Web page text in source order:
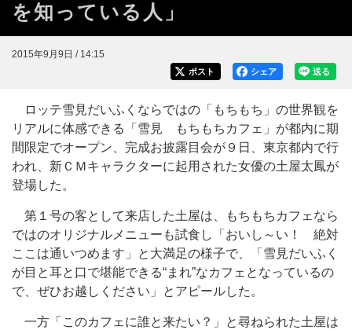
を知っている人」
2015年9月9日 / 14:15
送る
シェア
ポスト
ロッテ雪見だいふくならではの「もちもち」の世界観を
リアルに体感できる「雪見 もちもちカフェ」が都内に期
間限定でオープン、完成お披露目会が９日、東京都内で行
われ、新ＣＭキャラクターに起用された女優の土屋太鳳が
登場した。
第１号の客として来店した土屋は、もちもちカフェなら
ではのオリジナルメニューも試食し「おいし～い！ 絶対
ここは通いつめます」と大満足の様子で、「雪見だいふく
が目と耳と口で堪能できる“まれ”なカフェとなっているの
で、ぜひお越しください」とアピールした。
一方「このカフェに誰と来たい？」と尋ねられた土屋は